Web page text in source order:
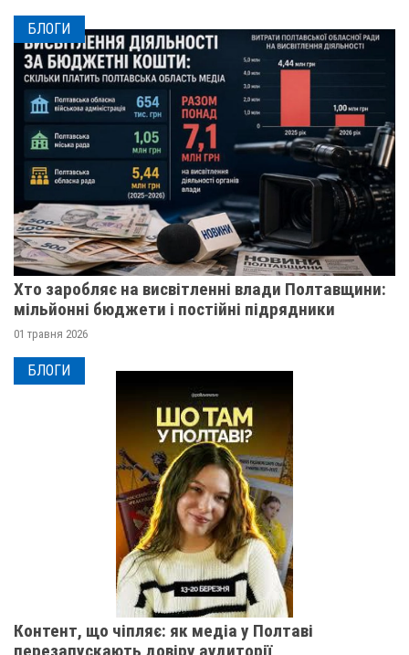
БЛОГИ
Хто заробляє на висвітленні влади Полтавщини:
мільйонні бюджети і постійні підрядники
01 травня 2026
БЛОГИ
Контент, що чіпляє: як медіа у Полтаві
перезапускають довіру аудиторії